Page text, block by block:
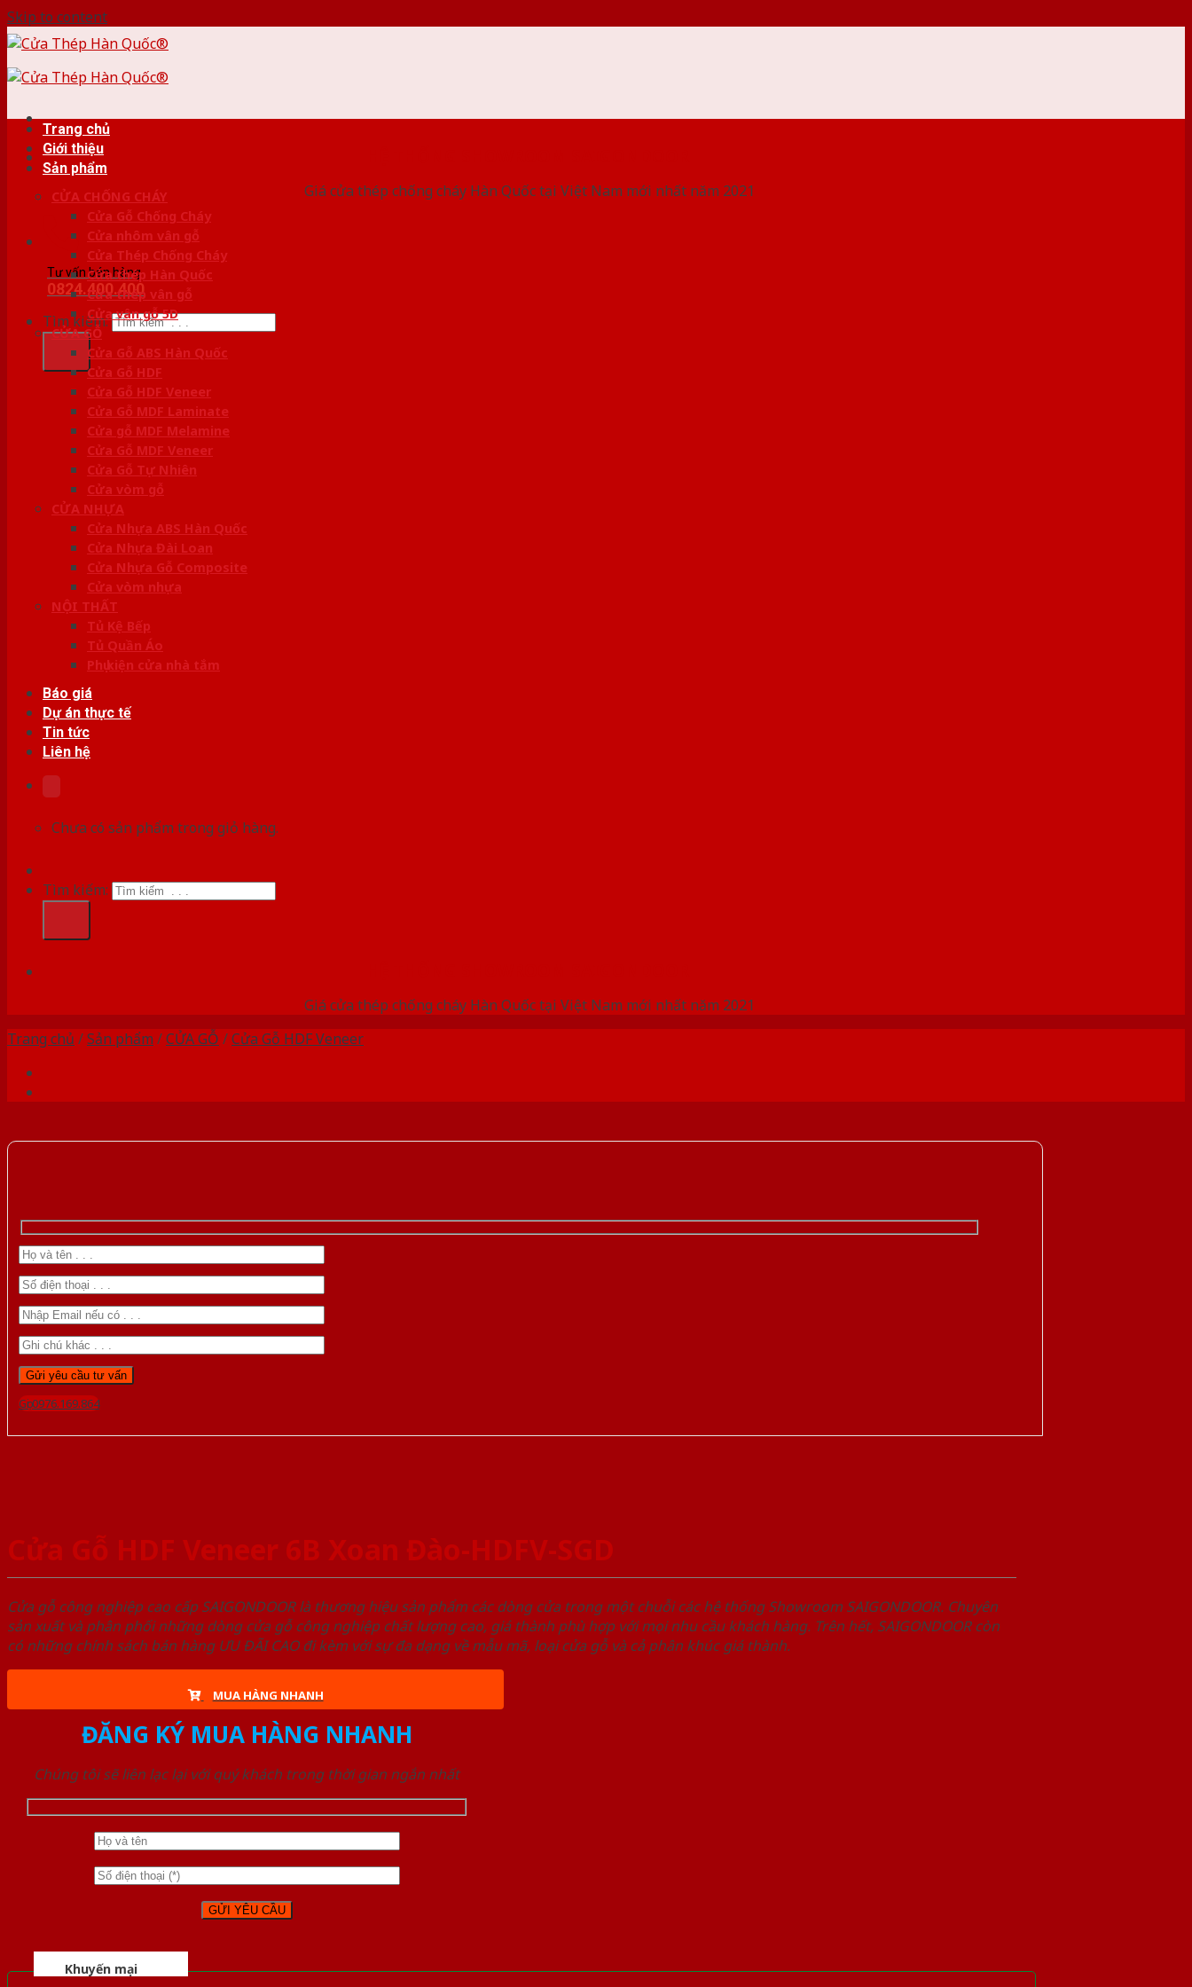
Skip to content
Giá cửa thép chống cháy Hàn Quốc tại Việt Nam mới nhất năm 2021
Tư vấn bán hàng
0824.400.400
Tìm kiếm:
Trang chủ
Giới thiệu
Sản phẩm
CỬA CHỐNG CHÁY
Cửa Gỗ Chống Cháy
Cửa nhôm vân gỗ
Cửa Thép Chống Cháy
Cửa thép Hàn Quốc
Cửa thép vân gỗ
Cửa vân gỗ 5D
CỬA GỖ
Cửa Gỗ ABS Hàn Quốc
Cửa Gỗ HDF
Cửa Gỗ HDF Veneer
Cửa Gỗ MDF Laminate
Cửa gỗ MDF Melamine
Cửa Gỗ MDF Veneer
Cửa Gỗ Tự Nhiên
Cửa vòm gỗ
CỬA NHỰA
Cửa Nhựa ABS Hàn Quốc
Cửa Nhựa Đài Loan
Cửa Nhựa Gỗ Composite
Cửa vòm nhựa
NỘI THẤT
Tủ Kệ Bếp
Tủ Quần Áo
Phụ kiện cửa nhà tắm
Báo giá
Dự án thực tế
Tin tức
Liên hệ
Chưa có sản phẩm trong giỏ hàng.
Tìm kiếm:
Giá cửa thép chống cháy Hàn Quốc tại Việt Nam mới nhất năm 2021
Trang chủ /Sản phẩm /CỬA GỖ /Cửa Gỗ HDF Veneer
Gọi 0976.169.864
Cửa Gỗ HDF Veneer 6B Xoan Đào-HDFV-SGD
Cửa gỗ công nghiệp cao cấp SAIGONDOOR là thương hiệu sản phẩm các dòng cửa trong một chuỗi các hệ thống Showroom SAIGONDOOR. Chuyên
sản xuất và phân phối những dòng cửa gỗ công nghiệp chất lượng cao, giá thành phù hợp với mọi nhu cầu khách hàng. Trên hết, SAIGONDOOR còn
có những chính sách bán hàng ƯU ĐÃI CAO đi kèm với sự đa dạng về mẫu mã, loại cửa gỗ và cả phân khúc giá thành.
MUA HÀNG NHANH
ĐĂNG KÝ MUA HÀNG NHANH
Chúng tôi sẽ liên lạc lại với quý khách trong thời gian ngắn nhất
Khuyến mại